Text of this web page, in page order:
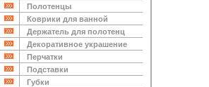
Полотенцы
Коврики для ванной
Держатель для полотенц
Декоративное украшение
Перчатки
Подставки
Губки